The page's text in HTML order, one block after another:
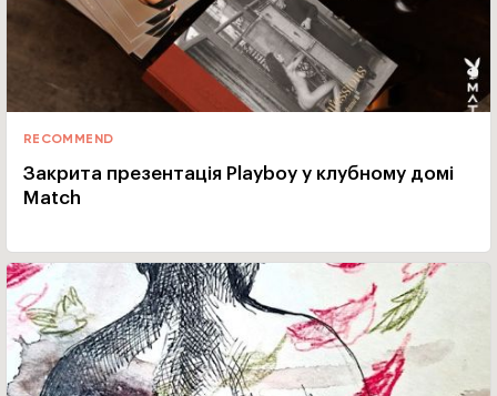
RECOMMEND
Закрита презентація Playboy у клубному домі
Match